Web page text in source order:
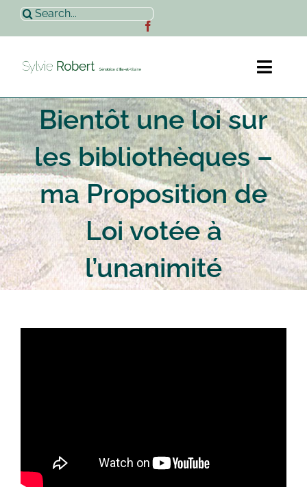
Passer
contenu
Rechercher:
Accueil
Sylvie Robert
Actualités
Contact
Bientôt une loi sur
les bibliothèques –
ma Proposition de
Loi votée à
l’unanimité